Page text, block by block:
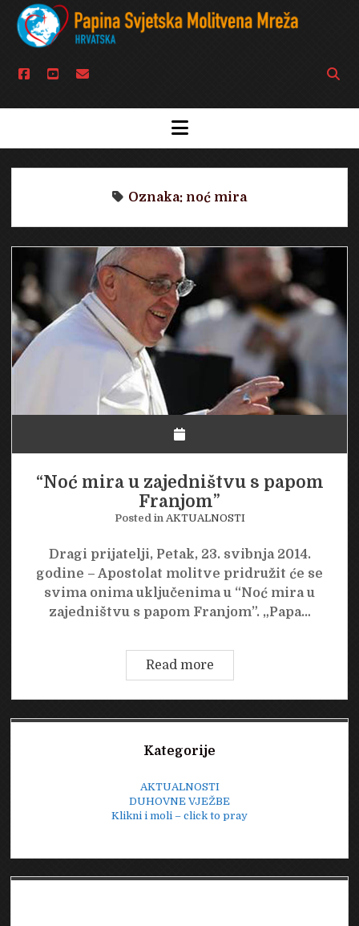
facebook
youtubeemail
Open
bar
open
menu
Oznaka: noć mira
“Noć mira u zajedništvu s papom
Franjom”
Posted in AKTUALNOSTI
Dragi prijatelji, Petak, 23. svibnja 2014.
godine – Apostolat molitve pridružit će se
svima onima uključenima u “Noć mira u
zajedništvu s papom Franjom”. „Papa…
Read more“Noć
mira
u
zajedništvu
Franjom”
Kategorije
AKTUALNOSTI
DUHOVNE VJEŽBE
Klikni i moli – click to pray